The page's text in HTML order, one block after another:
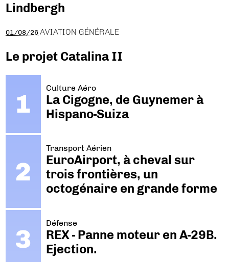
Lindbergh
01/08/26 AVIATION GÉNÉRALE
Le projet Catalina II
Culture Aéro
La Cigogne, de Guynemer à
Hispano-Suiza
Transport Aérien
EuroAirport, à cheval sur
trois frontières, un
octogénaire en grande forme
Défense
REX - Panne moteur en A-29B.
Ejection.